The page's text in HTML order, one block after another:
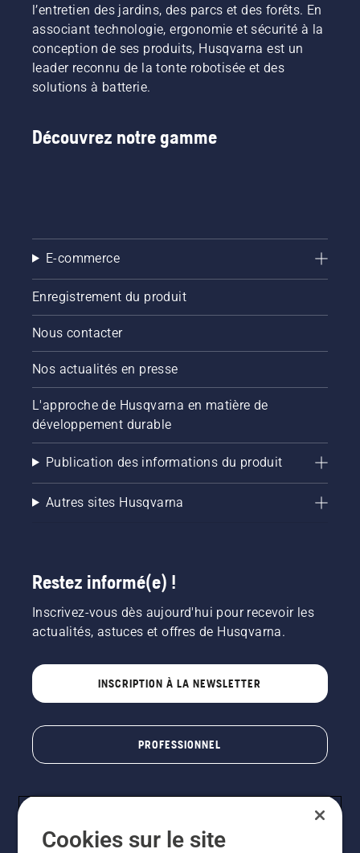
l’entretien des jardins, des parcs et des forêts. En
associant technologie, ergonomie et sécurité à la
conception de ses produits, Husqvarna est un
leader reconnu de la tonte robotisée et des
solutions à batterie.
Découvrez notre gamme
E-commerce
Enregistrement du produit
Nous contacter
Nos actualités en presse
L'approche de Husqvarna en matière de
développement durable
Publication des informations du produit
Autres sites Husqvarna
Restez informé(e) !
Inscrivez-vous dès aujourd'hui pour recevoir les
actualités, astuces et offres de Husqvarna.
INSCRIPTION À LA NEWSLETTER
PROFESSIONNEL
Cookies sur le site